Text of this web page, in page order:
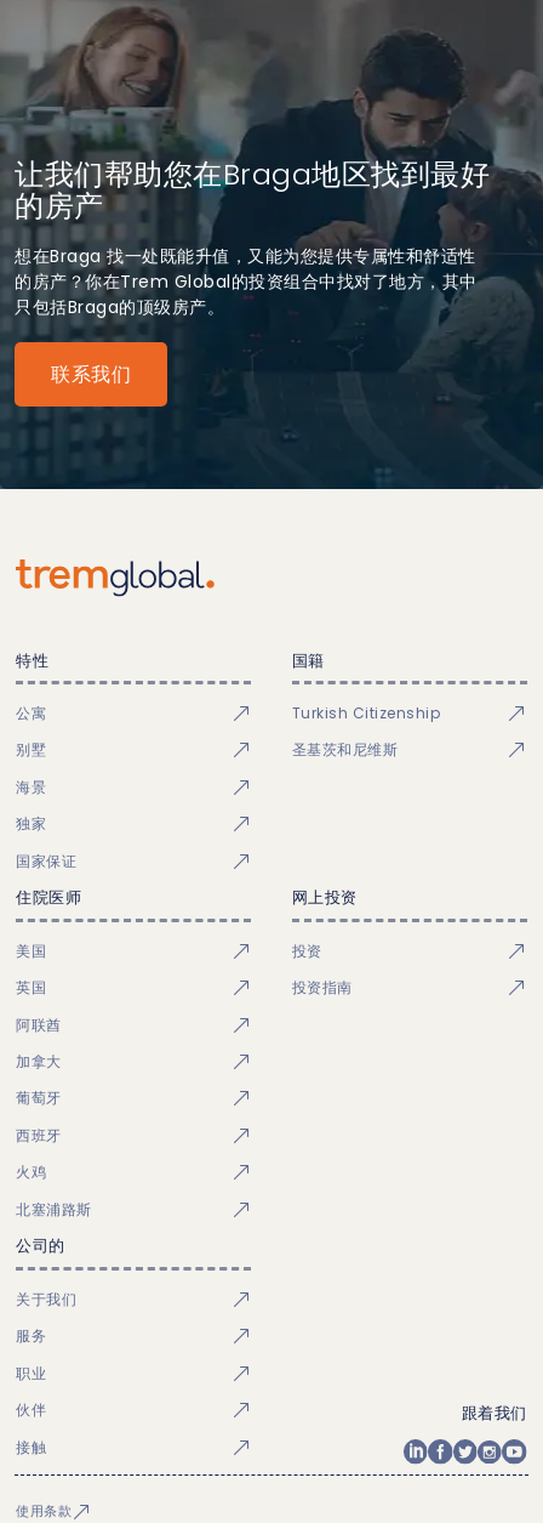
让我们帮助您在Braga地区找到最好
的房产
想在Braga 找一处既能升值，又能为您提供专属性和舒适性
的房产？你在Trem Global的投资组合中找对了地方，其中
只包括Braga的顶级房产。
联系我们
特性
公寓
别墅
海景
独家
国家保证
国籍
Turkish Citizenship
圣基茨和尼维斯
住院医师
美国
英国
阿联酋
加拿大
葡萄牙
西班牙
火鸡
北塞浦路斯
网上投资
投资
投资指南
公司的
关于我们
服务
职业
伙伴
接触
跟着我们
使用条款